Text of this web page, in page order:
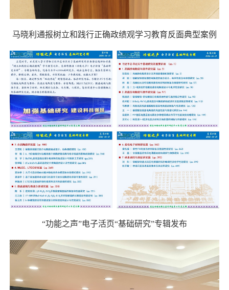
马晓利通报树立和践行正确政绩观学习教育反面典型案例
“功能之声”电子活页“基础研究”专辑发布